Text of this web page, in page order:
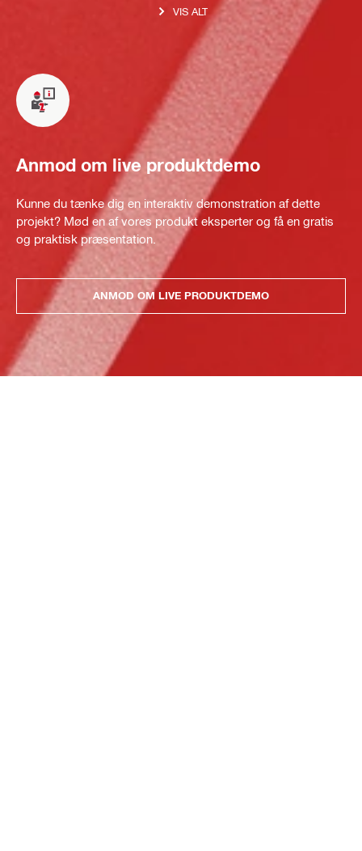
VIS ALT
Anmod om live produktdemo
Kunne du tænke dig en interaktiv demonstration af dette
projekt? Mød en af vores produkt eksperter og få en gratis
og praktisk præsentation.
ANMOD OM LIVE PRODUKTDEMO